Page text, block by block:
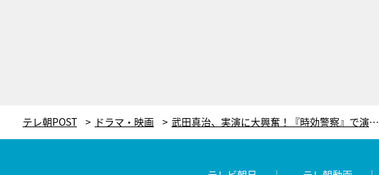
テレ朝POST ドラマ・映画 武田真治、実演に大興奮！『時効警察』で演じる“美魔王”になりきり、通販コーナーに乱入